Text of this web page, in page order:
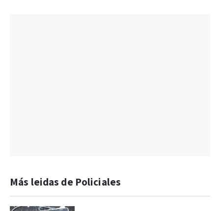
Más leidas de Policiales